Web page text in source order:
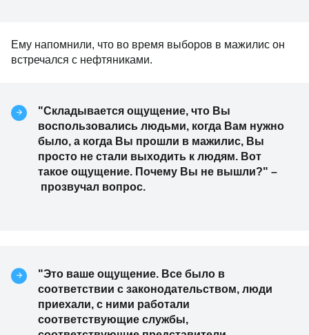
Ему напомнили, что во время выборов в мажилис он
встречался с нефтяниками.
"Складывается ощущение, что Вы
воспользовались людьми, когда Вам нужно
было, а когда Вы прошли в мажилис, Вы
просто не стали выходить к людям. Вот
такое ощущение. Почему Вы не вышли?" –
прозвучал вопрос.
"Это ваше ощущение. Все было в
соответствии с законодательством, люди
приехали, с ними работали
соответствующие службы,